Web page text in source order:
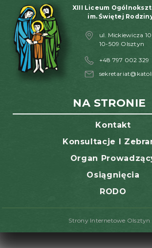
XIII Liceum
im. Świętej
ul. Mickiewicza 10
10-509 Olsztyn
+48 797 002 329
NA STRONIE
Kontakt
Konsultacje I
Organ
Osiągnięcia
RODO
Strony Internetowe Olsztyn